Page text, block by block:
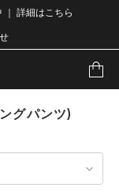
｜ 詳細はこちら
グパンツ)